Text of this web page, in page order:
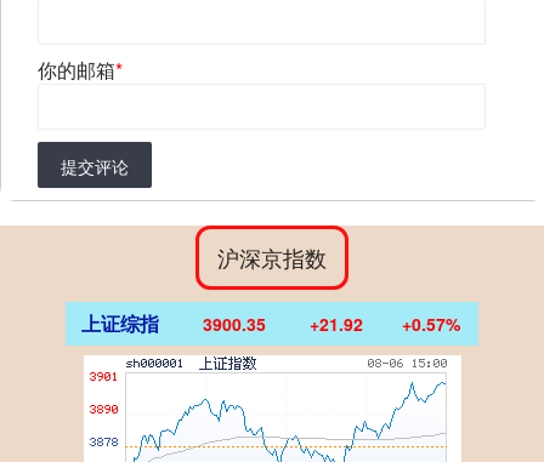
你的邮箱*
提交评论
沪深京指数
上证综指 3900.35 +21.92 +0.57%